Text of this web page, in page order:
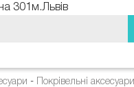
301м.Львів
- Покрівельні аксесуари